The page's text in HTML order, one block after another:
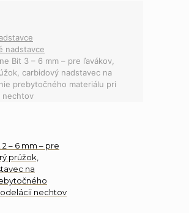
nadstavce
Bit 3 – 6 mm – pre ľavákov,
carbidový nadstavec na
prebytočného materiálu pri
nechtov
– 6 mm – pre
prúžok,
na
nechtov